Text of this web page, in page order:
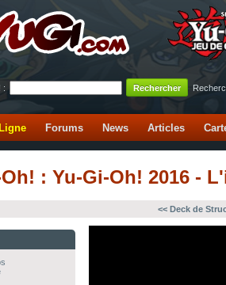
:
Forums News Articles
: Yu-Gi-Oh! 2016 -
<< Deck de